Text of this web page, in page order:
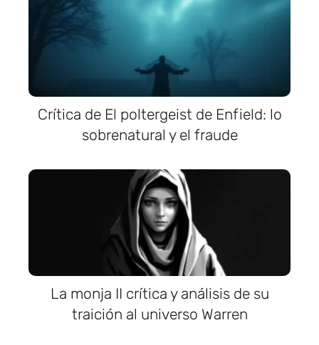
Crítica de El poltergeist de Enfield: lo
sobrenatural y el fraude
La monja II crítica y análisis de su
traición al universo Warren